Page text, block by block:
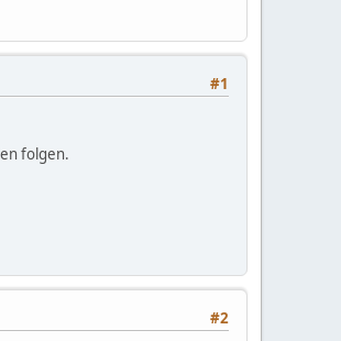
#1
folgen.
#2